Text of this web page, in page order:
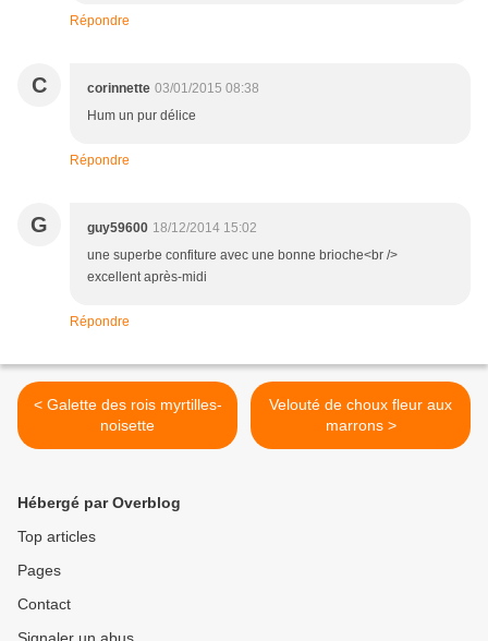
Répondre
C corinnette 03/01/2015 08:38
Hum un pur délice
Répondre
G guy59600 18/12/2014 15:02
une superbe confiture avec une bonne brioche<br />
excellent après-midi
Répondre
< Galette des rois myrtilles-
noisette
Velouté de choux fleur aux
marrons >
Hébergé par Overblog
Top articles
Pages
Contact